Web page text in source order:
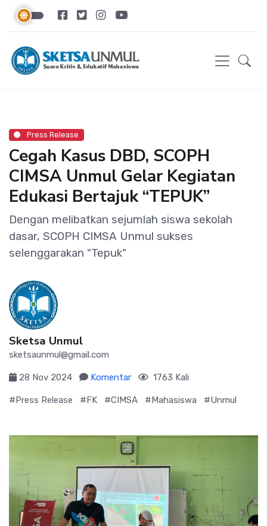
Press Release
Cegah Kasus DBD, SCOPH
CIMSA Unmul Gelar Kegiatan
Edukasi Bertajuk “TEPUK”
Dengan melibatkan sejumlah siswa sekolah
dasar, SCOPH CIMSA Unmul sukses
selenggarakan "Tepuk"
Sketsa Unmul
sketsaunmul@gmail.com
28 Nov 2024 Komentar 1763 Kali
#Press Release #FK #CIMSA #Mahasiswa #Unmul